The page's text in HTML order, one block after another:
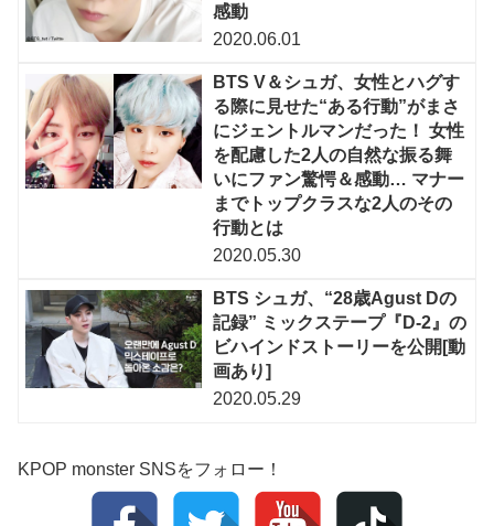
感動
2020.06.01
BTS V＆シュガ、女性とハグす
る際に見せた“ある行動”がまさ
にジェントルマンだった！ 女性
を配慮した2人の自然な振る舞
いにファン驚愕＆感動… マナー
までトップクラスな2人のその
行動とは
2020.05.30
BTS シュガ、“28歳Agust Dの
記録” ミックステープ『D-2』の
ビハインドストーリーを公開[動
画あり]
2020.05.29
KPOP monster SNSをフォロー！